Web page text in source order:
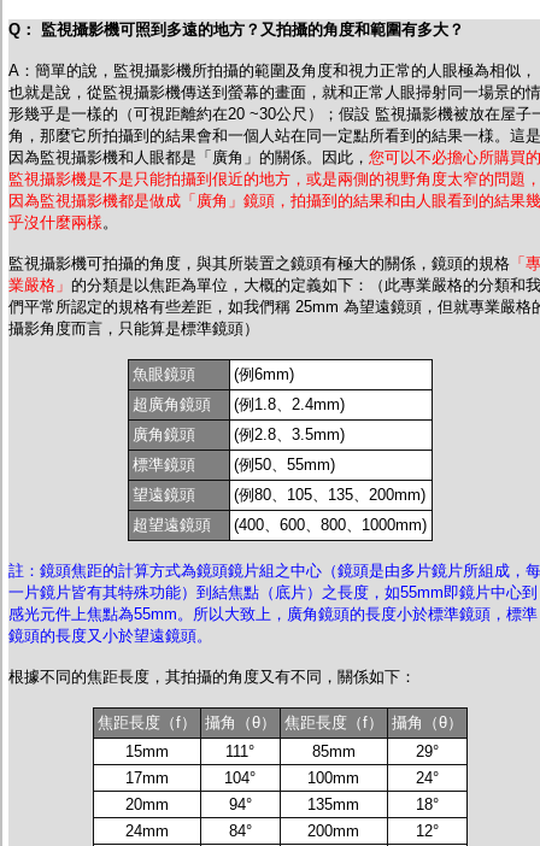
集線盒.防水盒.配線盒
轉接頭
偽裝嚇阻假監視器. 警示防盜貼紙
行車紀錄器.車用插座配件
電腦工業機殼
客訂商品
Q： 監視攝影機可照到多遠的地方？又拍攝的角度和範圍有多大？
A：簡單的說，監視攝影機所拍攝的範圍及角度和視力正常的人眼極為相似，
也就是說，從監視攝影機傳送到螢幕的畫面，就和正常人眼掃射同一場景的情
形幾乎是一樣的（可視距離約在20 ~30公尺）；假設 監視攝影機被放在屋子
角，那麼它所拍攝到的結果會和一個人站在同一定點所看到的結果一様。這是
因為監視攝影機和人眼都是「廣角」的關係。因此， 您可以不必擔心所購買的
監視攝影機是不是只能拍攝到佷近的地方，或是兩側的視野角度太窄的問題，
因為監視攝影機都是做成「廣角」鏡頭，拍攝到的結果和由人眼看到的結果幾
乎沒什麼兩樣 。
監視攝影機可拍攝的角度，與其所裝置之鏡頭有極大的關係，鏡頭的規格 「專
業嚴格」 的分類是以焦距為單位，大概的定義如下：（此專業嚴格的分類和我
們平常所認定的規格有些差距，如我們稱 25mm 為望遠鏡頭，但就專業嚴格
攝影角度而言，只能算是標準鏡頭）
魚眼鏡頭
(例6mm)
超廣角鏡頭
(例1.8、2.4mm)
廣角鏡頭
(例2.8、3.5mm)
標準鏡頭
(例50、55mm)
望遠鏡頭
(例80、105、135、200mm)
超望遠鏡頭
(400、600、800、1000mm)
註：鏡頭焦距的計算方式為鏡頭鏡片組之中心（鏡頭是由多片鏡片所組成，每
一片鏡片皆有其特殊功能）到結焦點（底片）之長度，如55mm即鏡片中心到
感光元件上焦點為55mm。所以大致上，廣角鏡頭的長度小於標準鏡頭，標準
鏡頭的長度又小於望遠鏡頭。
根據不同的焦距長度，其拍攝的角度又有不同，關係如下：
焦距長度（f） 攝角（θ） 焦距長度（f）
攝角（θ）
15mm
111° 85mm
29°
17mm
104° 100mm
24°
20mm
94° 135mm
18°
24mm
84° 200mm
12°